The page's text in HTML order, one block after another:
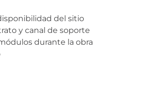
del sitio
y canal de soporte
durante la obra